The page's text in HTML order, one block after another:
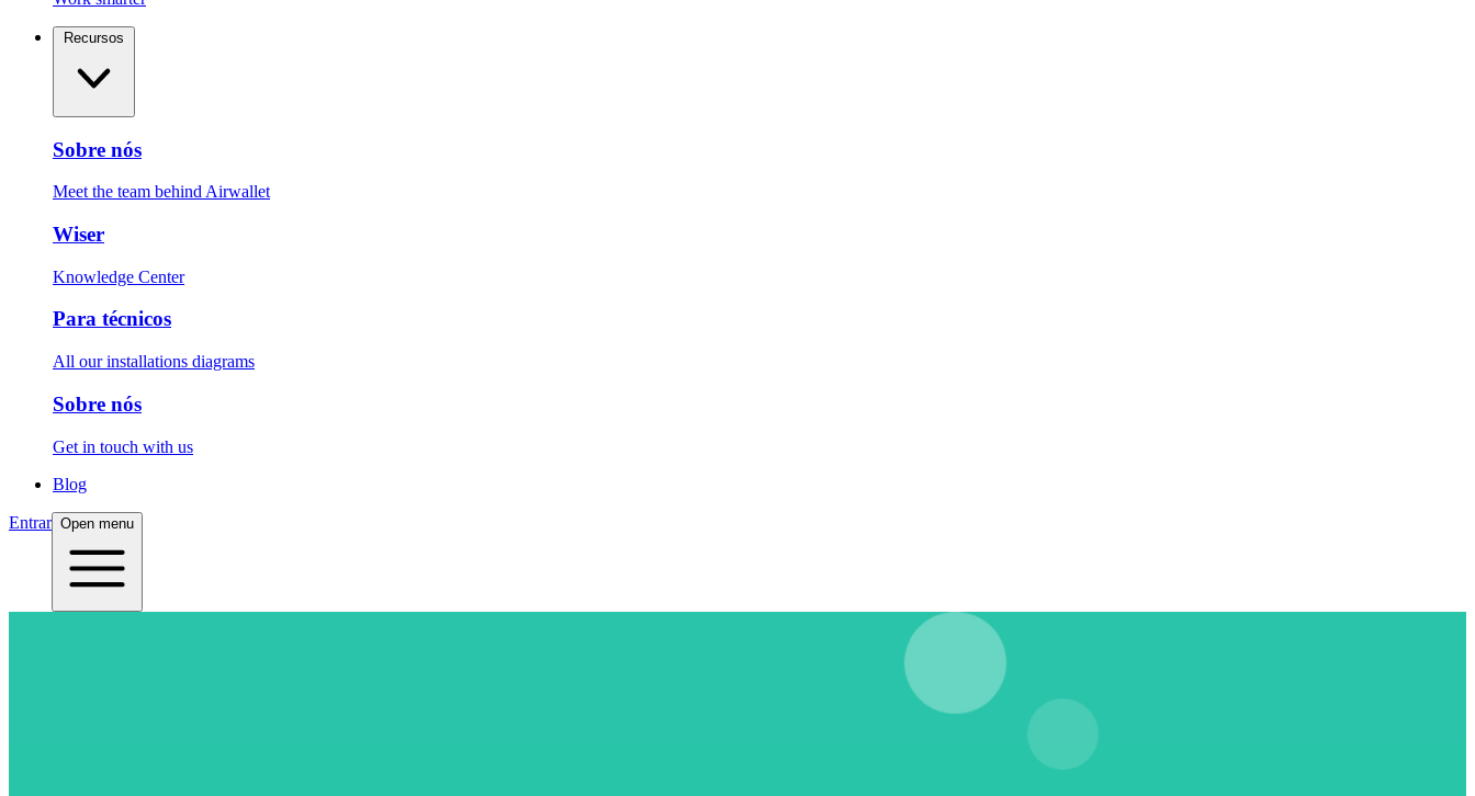
Sobre nós
Meet the team behind Airwallet
Wiser
Knowledge Center
Para técnicos
All our installations diagrams
Sobre nós
Get in touch with us
Blog
Entrar Open menu